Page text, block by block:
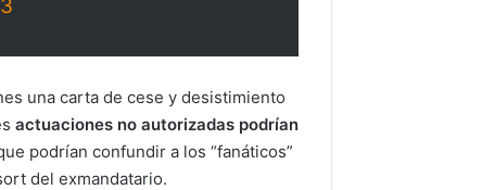
una carta de cese y desistimiento
actuaciones no autorizadas podrían
podrían confundir a los “fanáticos”
del exmandatario.